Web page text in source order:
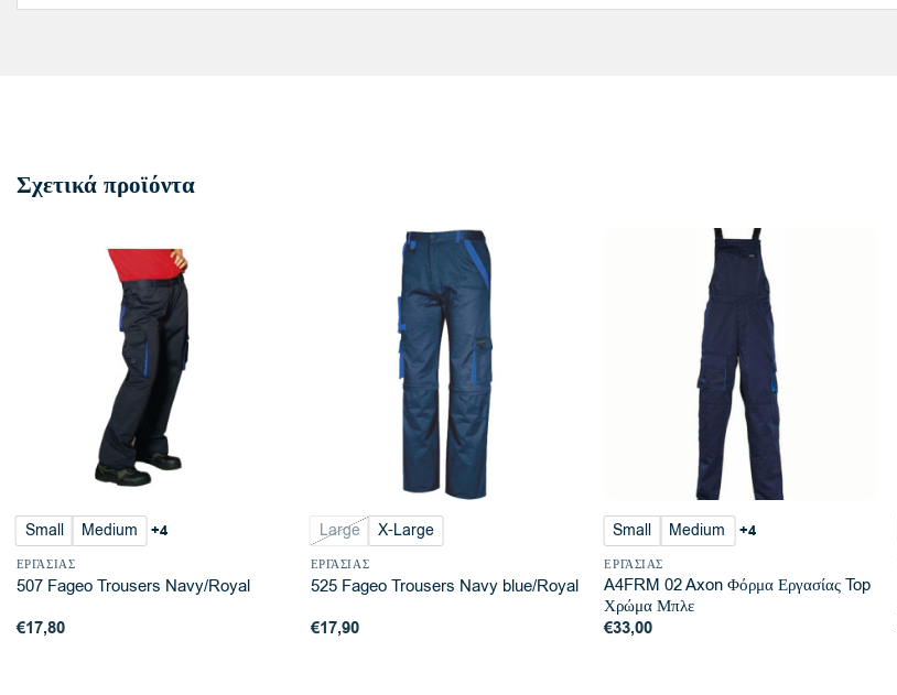
Σχετικά προϊόντα
Small Medium +4
ΕΡΓΑΣΊΑΣ
507 Fageo Trousers Navy/Royal
€17,80
Large X-Large
ΕΡΓΑΣΊΑΣ
525 Fageo Trousers Navy blue/Royal
€17,90
Small Medium +4
ΕΡΓΑΣΊΑΣ
A4FRM 02 Axon Φόρμα Εργασίας Top
Χρώμα Μπλε
€33,00